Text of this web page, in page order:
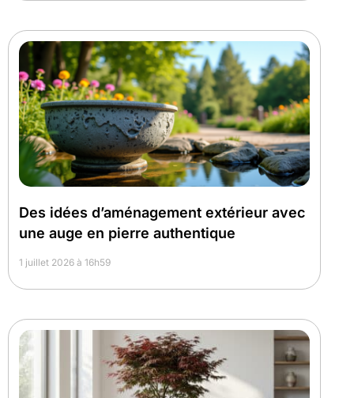
Des idées d’aménagement extérieur avec
une auge en pierre authentique
1 juillet 2026 à 16h59